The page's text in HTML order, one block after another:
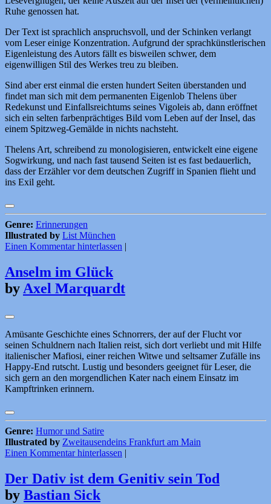
Ruhe genossen hat.
Der Text ist sprachlich anspruchsvoll, und der Schinken verlangt
vom Leser einige Konzentration. Aufgrund der sprachkünstlerischen
Eigenleistung des Autors fällt es bisweilen schwer, dem
eigenwilligen Stil des Werkes treu zu bleiben.
Sind aber erst einmal die ersten hundert Seiten überstanden und
findet man sich mit dem permanenten Eigenlob Thelens über
Redekunst und Einfallsreichtums seines Vigoleis ab, dann eröffnet
sich ein selten farbenprächtiges Bild vom Leben auf der Insel, das
einem Spitzweg-Gemälde in nichts nachsteht.
Thelens Art, schreibend zu monologisieren, entwickelt eine eigene
Sogwirkung, und nach fast tausend Seiten ist es fast bedauerlich,
dass der Erzähler vor dem deutschen Zugriff in Spanien flieht und
ins Exil geht.
Genre: Erinnerungen
Illustrated by List München
Einen Kommentar hinterlassen |
Anselm im Glück
by Axel Marquardt
Amüsante Geschichte eines Schnorrers, der auf der Flucht vor
seinen Schuldnern nach Italien reist, sich dort verliebt und mit Hilfe
italienischer Mafiosi, einer reichen Witwe und seltsamer Zufälle ins
Happy-End rutscht. Lustig und besonders geeignet für Leser, die
sich gern an den morgendlichen Kater nach einem Einsatz im
Kampftrinken erinnern.
Genre: Humor und Satire
Illustrated by Zweitausendeins Frankfurt am Main
Einen Kommentar hinterlassen
Der Dativ ist dem Genitiv sein Tod
by Bastian Sick